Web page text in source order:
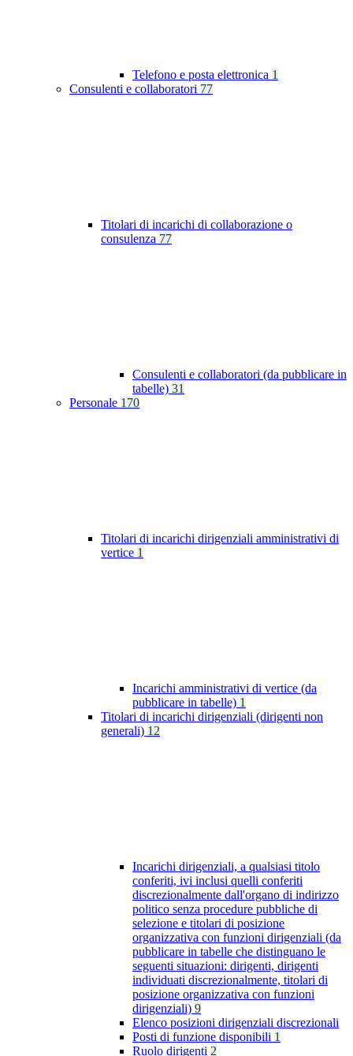
Telefono e posta elettronica 1
Consulenti e collaboratori 77
Titolari di incarichi di collaborazione o
consulenza 77
Consulenti e collaboratori (da pubblicare in
tabelle) 31
Personale 170
Titolari di incarichi dirigenziali amministrativi di
vertice 1
Incarichi amministrativi di vertice (da
pubblicare in tabelle) 1
Titolari di incarichi dirigenziali (dirigenti non
generali) 12
Incarichi dirigenziali, a qualsiasi titolo
conferiti, ivi inclusi quelli conferiti
discrezionalmente dall'organo di indirizzo
politico senza procedure pubbliche di
selezione e titolari di posizione
organizzativa con funzioni dirigenziali (da
pubblicare in tabelle che distinguano le
seguenti situazioni: dirigenti, dirigenti
individuati discrezionalmente, titolari di
posizione organizzativa con funzioni
dirigenziali) 9
Elenco posizioni dirigenziali discrezionali
Posti di funzione disponibili 1
Ruolo dirigenti 2